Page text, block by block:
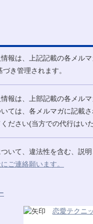
報は、上記記載の各メル
づき管理されます。
報は、上部記載の各メル
ては、各メルマガに記載
ださい(当方での代行はい
いて、違法性を含む、説
ご連絡願います。
恋愛テクニ